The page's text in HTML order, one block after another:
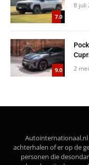
7.0
8 juli
9.0 2
achterhalen of er op de
personen die